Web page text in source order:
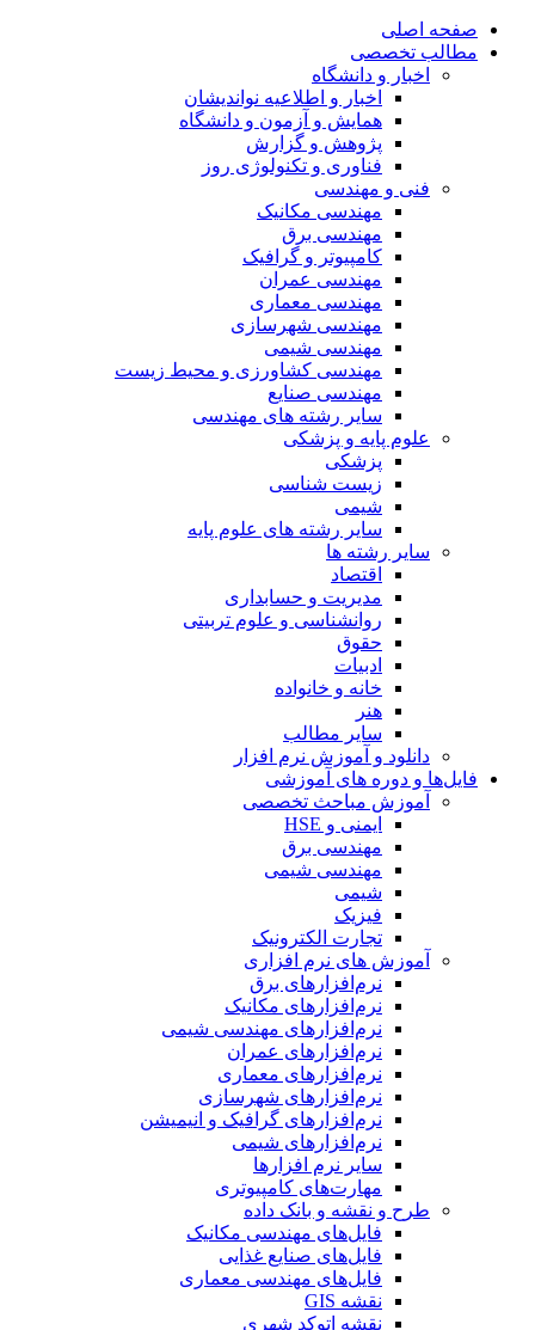
صفحه اصلی
مطالب تخصصی
اخبار و دانشگاه
اخبار و اطلاعیه نواندیشان
همایش و آزمون و دانشگاه
پژوهش و گزارش
فناوری و تکنولوژی روز
فنی و مهندسی
مهندسی مکانیک
مهندسی برق
کامپیوتر و گرافیک
مهندسی عمران
مهندسی معماری
مهندسی شهرسازی
مهندسی شیمی
مهندسی کشاورزی و محیط زیست
مهندسی صنایع
سایر رشته های مهندسی
علوم پایه و پزشکی
پزشکی
زیست شناسی
شیمی
سایر رشته های علوم پایه
سایر رشته ها
اقتصاد
مدیریت و حسابداری
روانشناسی و علوم تربیتی
حقوق
ادبیات
خانه و خانواده
هنر
سایر مطالب
دانلود و آموزش نرم افزار
فایل‌ها و دوره های آموزشی
آموزش مباحث تخصصی
ایمنی و HSE
مهندسی برق
مهندسی شیمی
شیمی
فیزیک
تجارت الکترونیک
آموزش های نرم افزاری
نرم‌افزارهای برق
نرم‌افزارهای مکانیک
نرم‌افزارهای مهندسی شیمی
نرم‌افزارهای عمران
نرم‌افزارهای معماری
نرم‌افزارهای شهرسازی
نرم‌افزارهای گرافیک و انیمیشن
نرم‌افزارهای شیمی
سایر نرم افزارها
مهارت‌های کامپیوتری
طرح و نقشه و بانک داده
فایل‌های مهندسی مکانیک
فایل‌های صنایع غذایی
فایل‌های مهندسی معماری
نقشه GIS
نقشه اتوکد شهری